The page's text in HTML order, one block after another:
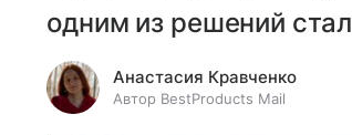
одним из решений
Анастасия Кравченко
Автор BestProducts Mail